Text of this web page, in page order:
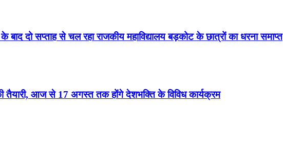
बाद दो सप्ताह से चल रहा राजकीय महाविद्यालय बड़कोट के छात्रों का धरना समाप्त
तैयारी, आज से 17 अगस्त तक होंगे देशभक्ति के विविध कार्यक्रम